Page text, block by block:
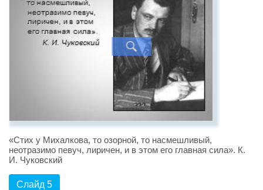
«Стих у Михалкова, то озорной, то насмешливый,
неотразимо певуч, лиричен, и в этом его главная сила». К.
И. Чуковский
Слайд 5